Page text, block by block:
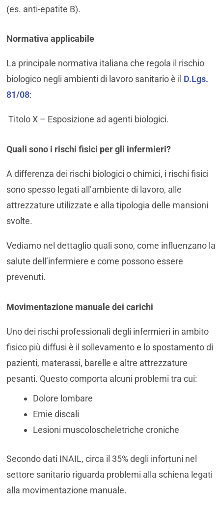
(es. anti-epatite B).
Normativa applicabile
La principale normativa italiana che regola il rischio
biologico negli ambienti di lavoro sanitario è il D.Lgs.
81/08:
Titolo X – Esposizione ad agenti biologici.
Quali sono i rischi fisici per gli infermieri?
A differenza dei rischi biologici o chimici, i rischi fisici
sono spesso legati all’ambiente di lavoro, alle
attrezzature utilizzate e alla tipologia delle mansioni
svolte.
Vediamo nel dettaglio quali sono, come influenzano la
salute dell’infermiere e come possono essere
prevenuti.
Movimentazione manuale dei carichi
Uno dei rischi professionali degli infermieri in ambito
fisico più diffusi è il sollevamento e lo spostamento di
pazienti, materassi, barelle e altre attrezzature
pesanti. Questo comporta alcuni problemi tra cui:
Dolore lombare
Ernie discali
Lesioni muscoloscheletriche croniche
Secondo dati INAIL, circa il 35% degli infortuni nel
settore sanitario riguarda problemi alla schiena legati
alla movimentazione manuale.